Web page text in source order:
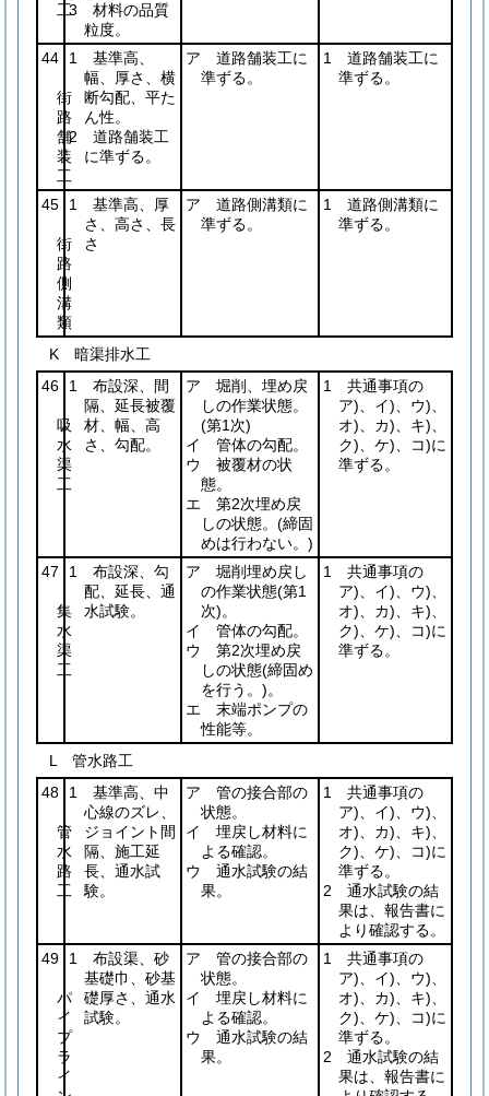
工3 材料の品質
粒度。
44
街
路
舗
装
工
1 基準高、
幅、厚さ、横
断勾配、平た
ん性。
2 道路舗装工
に準ずる。
ア 道路舗装工に
準ずる。
1 道路舗装工に
準ずる。
45
街
路
側
溝
類
1 基準高、厚
さ、高さ、長
さ
ア 道路側溝類に
準ずる。
1 道路側溝類に
準ずる。
K 暗渠排水工
46
吸
水
渠
工
1 布設深、間
隔、延長被覆
材、幅、高
さ、勾配。
ア 堀削、埋め戻
しの作業状態。
(第1次)
イ 管体の勾配。
ウ 被覆材の状
態。
エ 第2次埋め戻
しの状態。 (締固
めは行わない。)
1 共通事項の
ア)、イ)、ウ)、
オ)、カ)、キ)、
ク)、ケ)、コ)に
準ずる。
47
集
水
渠
工
1 布設深、勾
配、延長、通
水試験。
ア 堀削埋め戻し
の作業状態(第1
次)。
イ 管体の勾配。
ウ 第2次埋め戻
しの状態(締固め
を行う。)。
エ 末端ポンプの
性能等。
1 共通事項の
ア)、イ)、ウ)、
オ)、カ)、キ)、
ク)、ケ)、コ)に
準ずる。
L 管水路工
48
管
水
路
工
1 基準高、中
心線のズレ、
ジョイント間
隔、施工延
長、通水試
験。
ア 管の接合部の
状態。
イ 埋戻し材料に
よる確認。
ウ 通水試験の結
果。
1 共通事項の
ア)、イ)、ウ)、
オ)、カ)、キ)、
ク)、ケ)、コ)に
準ずる。
2 通水試験の結
果は、報告書に
より確認する。
49
パ
イ
プ
ラ
イ
1 布設渠、砂
基礎巾、砂基
礎厚さ、通水
試験。
ア 管の接合部の
状態。
イ 埋戻し材料に
よる確認。
ウ 通水試験の結
果。
1 共通事項の
ア)、イ)、ウ)、
オ)、カ)、キ)、
ク)、ケ)、コ)に
準ずる。
2 通水試験の結
果は、報告書に